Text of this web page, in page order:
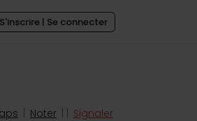
S'inscrire | Se connecter
Noter Signaler